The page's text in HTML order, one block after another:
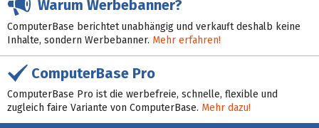
Warum Werbebanner?
ComputerBase berichtet unabhängig und verkauft deshalb keine
Inhalte, sondern Werbebanner. Mehr erfahren!
ComputerBase Pro
ComputerBase Pro ist die werbefreie, schnelle, flexible und
zugleich faire Variante von ComputerBase. Mehr dazu!